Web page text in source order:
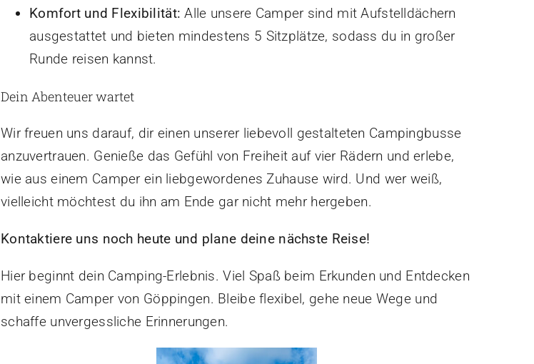
Komfort und Flexibilität: Alle unsere Camper sind mit Aufstelldächern
ausgestattet und bieten mindestens 5 Sitzplätze, sodass du in großer
Runde reisen kannst.
Dein Abenteuer wartet
Wir freuen uns darauf, dir einen unserer liebevoll gestalteten Campingbusse
anzuvertrauen. Genieße das Gefühl von Freiheit auf vier Rädern und erlebe,
wie aus einem Camper ein liebgewordenes Zuhause wird. Und wer weiß,
vielleicht möchtest du ihn am Ende gar nicht mehr hergeben.
Kontaktiere uns noch heute und plane deine nächste Reise!
Hier beginnt dein Camping-Erlebnis. Viel Spaß beim Erkunden und Entdecken
mit einem Camper von Göppingen. Bleibe flexibel, gehe neue Wege und
schaffe unvergessliche Erinnerungen.